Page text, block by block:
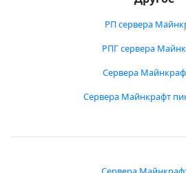
РП сервера
РПГ сервера
Сервера
Сервера Майнкрафт